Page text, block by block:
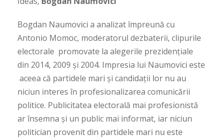
Bogdan Naumovici a analizat împreună cu
Antonio Momoc, moderatorul dezbaterii, clipurile
electorale promovate la alegerile prezidențiale
din 2014, 2009 și 2004. Impresia lui Naumovici este
aceea că partidele mari și candidații lor nu au
niciun interes în profesionalizarea comunicării
politice. Publicitatea electorală mai profesionistă
ar însemna și un public mai informat, iar niciun
politician provenit din partidele mari nu este